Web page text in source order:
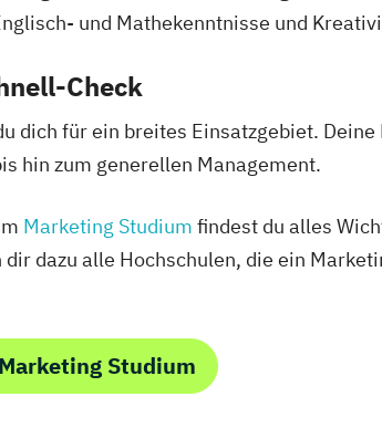
und Mathekenntnisse und
Check
dich für ein breites Einsatzgebiet.
hin zum generellen Management.
Marketing Studium findest du alles
dazu alle Hochschulen, die ein
Studium